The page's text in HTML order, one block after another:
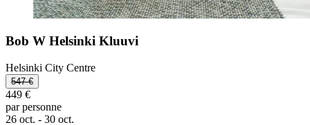
Bob W Helsinki Kluuvi
Helsinki City Centre
547 €
449 €
par personne
26 oct. - 30 oct.